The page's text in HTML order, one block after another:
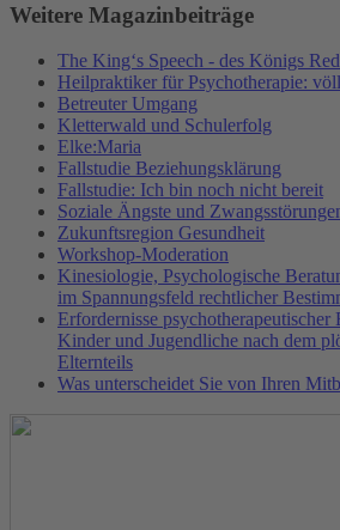
Weitere Magazinbeiträge
The King‘s Speech - des Königs
Heilpraktiker für Psychotherapie:
Betreuter Umgang
Kletterwald und Schulerfolg
Elke:Maria
Fallstudie Beziehungsklärung
Fallstudie: Ich bin noch nicht bereit
Soziale Ängste und
Zukunftsregion Gesundheit
Workshop-Moderation
Kinesiologie, Psychologische
im Spannungsfeld rechtlicher
Erfordernisse psychotherapeutischer
Kinder und Jugendliche nach dem
Elternteils
Was unterscheidet Sie von Ihren